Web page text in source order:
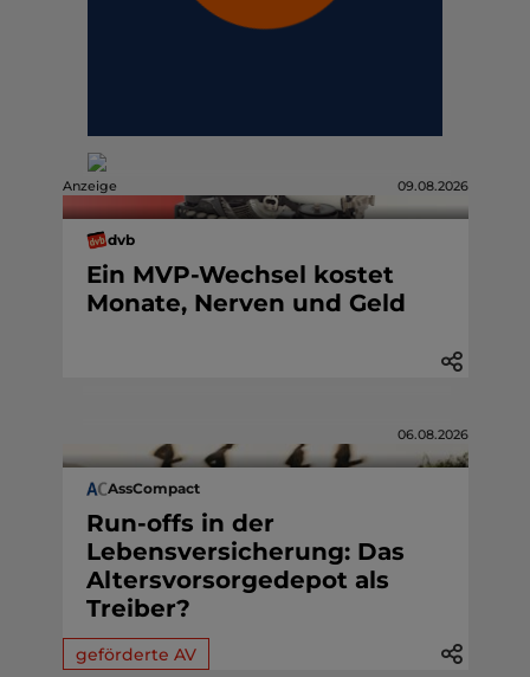
Anzeige 09.08.2026
dvb
Ein MVP-Wechsel kostet
Monate, Nerven und Geld
06.08.2026
AssCompact
Run-offs in der
Lebensversicherung: Das
Altersvorsorgedepot als
Treiber?
geförderte AV